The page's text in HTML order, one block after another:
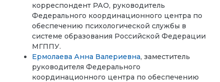
корреспондент РАО, руководитель
Федерального координационного центра по
обеспечению психологической службы в
системе образования Российской Федерации
МГППУ.
Ермолаева Анна Валериевна, заместитель
руководителя Федерального
координационного центра по обеспечению